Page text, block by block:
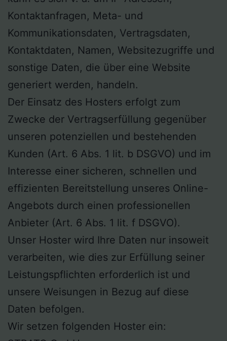
Kontaktanfragen, Meta- und
Kommunikationsdaten, Vertragsdaten,
Kontaktdaten, Namen, Websitezugriffe und
sonstige Daten, die über eine Website
generiert werden, handeln.
Der Einsatz des Hosters erfolgt zum
Zwecke der Vertragserfüllung gegenüber
unseren potenziellen und bestehenden
Kunden (Art. 6 Abs. 1 lit. b DSGVO) und im
Interesse einer sicheren, schnellen und
effizienten Bereitstellung unseres Online-
Angebots durch einen professionellen
Anbieter (Art. 6 Abs. 1 lit. f DSGVO).
Unser Hoster wird Ihre Daten nur insoweit
verarbeiten, wie dies zur Erfüllung seiner
Leistungspflichten erforderlich ist und
unsere Weisungen in Bezug auf diese
Daten befolgen.
Wir setzen folgenden Hoster ein: